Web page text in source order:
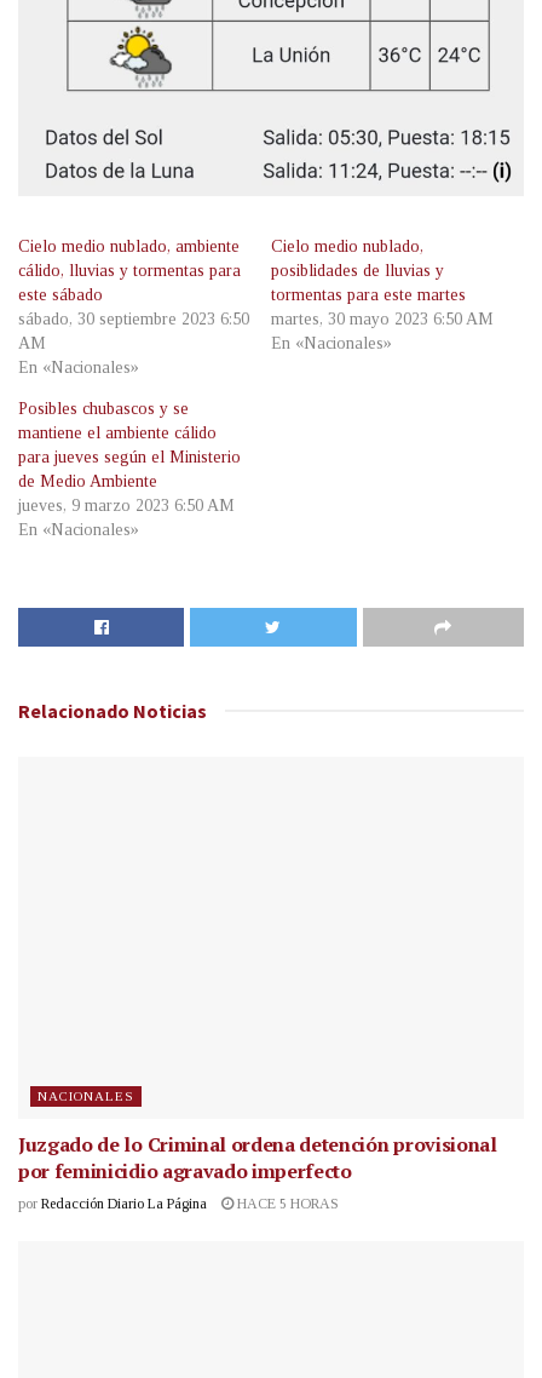
Cielo medio nublado, ambiente
cálido, lluvias y tormentas para
este sábado
sábado, 30 septiembre 2023 6:50
AM
En «Nacionales»
Cielo medio nublado,
posiblidades de lluvias y
tormentas para este martes
martes, 30 mayo 2023 6:50 AM
En «Nacionales»
Posibles chubascos y se
mantiene el ambiente cálido
para jueves según el Ministerio
de Medio Ambiente
jueves, 9 marzo 2023 6:50 AM
En «Nacionales»
Relacionado Noticias
NACIONALES
Juzgado de lo Criminal ordena detención provisional
por feminicidio agravado imperfecto
por Redacción Diario La Página HACE 5 HORAS